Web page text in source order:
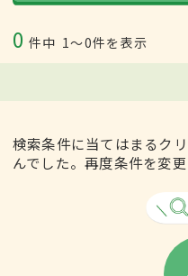
0 件中 1〜0件を表示
検索条件に当てはまるク
んでした。再度条件を変